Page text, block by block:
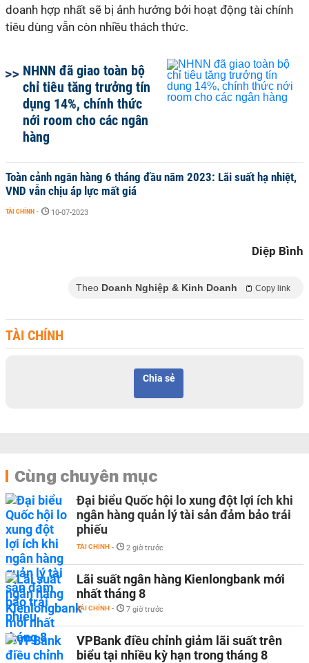
doanh hợp nhất sẽ bị ảnh hưởng bởi hoạt động tài chính
tiêu dùng vẫn còn nhiều thách thức.
NHNN đã giao toàn bộ
chỉ tiêu tăng trưởng tín
dụng 14%, chính thức
nới room cho các ngân
hàng
Toàn cảnh ngân hàng 6 tháng đầu năm 2023: Lãi suất hạ nhiệt,
VND vẫn chịu áp lực mất giá
TÀI CHÍNH - 10-07-2023
Diệp Bình
Theo Doanh Nghiệp & Kinh Doanh Copy link
TÀI CHÍNH
Chia sẻ
Cùng chuyên mục
Đại biểu Quốc hội lo xung đột lợi ích khi
ngân hàng quản lý tài sản đảm bảo trái
phiếu
TÀI CHÍNH - 2 giờ trước
Lãi suất ngân hàng Kienlongbank mới
nhất tháng 8
TÀI CHÍNH - 7 giờ trước
VPBank điều chỉnh giảm lãi suất trên
biểu tại nhiều kỳ hạn trong tháng 8